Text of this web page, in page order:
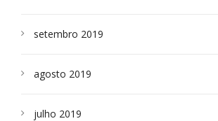
setembro 2019
agosto 2019
julho 2019